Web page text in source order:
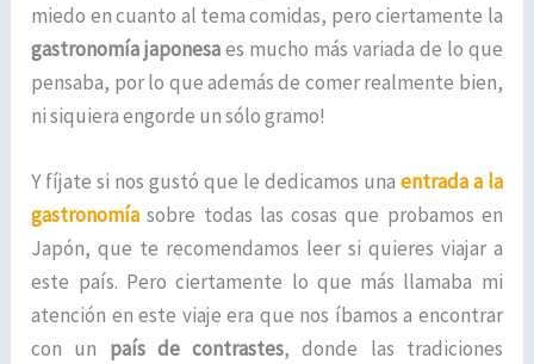
miedo en cuanto al tema comidas, pero ciertamente la
gastronomía japonesaes mucho más variada de lo que
pensaba, por lo que además de comer realmente bien,
ni siquiera engorde un sólo gramo!
Y fíjate si nos gustó que le dedicamos una entrada a la
gastronomíasobre todas las cosas que probamos en
Japón, que te recomendamos leer si quieres viajar a
este país. Pero ciertamente lo que más llamaba mi
atención en este viaje era que nos íbamos a encontrar
con un país de contrastes, donde las tradiciones